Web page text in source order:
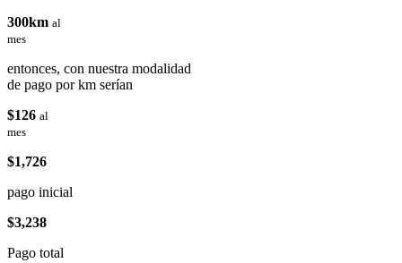
300km al
mes
entonces, con nuestra modalidad
de pago por km serían
$126 al
mes
$1,726
pago inicial
$3,238
Pago total